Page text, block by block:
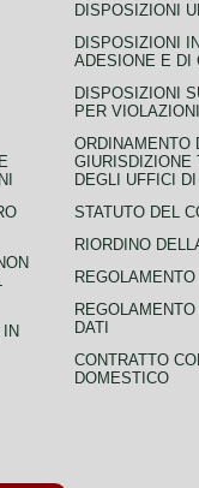
DISPOSIZIONI
DISPOSIZIONI
ADESIONE E DI
DISPOSIZIONI
PER
ORDINAMENTO
GIURISDIZIONE
DEGLI UFFICI
STATUTO DEL
RIORDINO
DATI
CONTRATTO
DOMESTICO